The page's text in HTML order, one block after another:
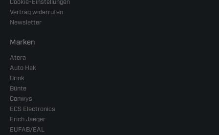
Cookie-Einstellungen
Vertrag widerrufen
Newsletter
Marken
Atera
Auto Hak
Brink
Bünte
Conwys
ECS Electronics
Erich Jaeger
EUFAB/EAL